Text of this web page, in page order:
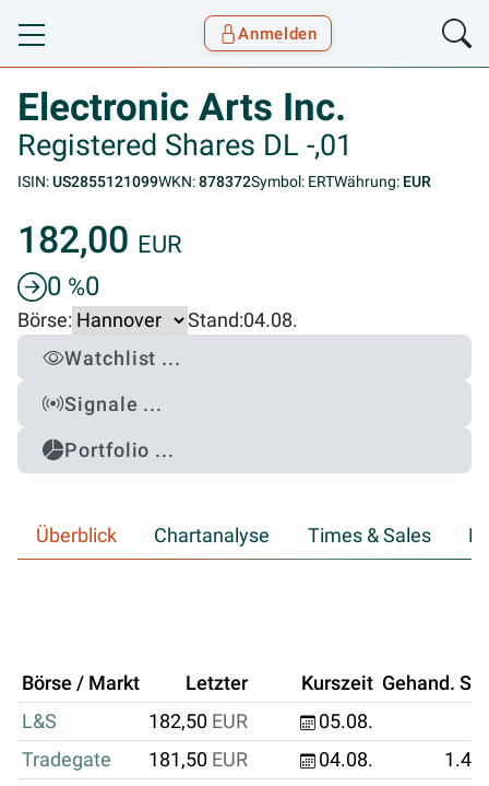
Toggle navigation
Anmelden
Electronic Arts Inc.
Registered Shares DL -,01
ISIN:US2855121099WKN:878372Symbol: ERTWährung: EUR
182,00 EUR
0 %0
Börse: Stand:04.08.
Watchlist ...
Signale ...
Portfolio ...
Überblick Chartanalyse Times & Sales
Börse / Markt Letzter Kurszeit Gehand.
L&S
182,50 EUR
05.08.
Tradegate
181,50 EUR 04.08.